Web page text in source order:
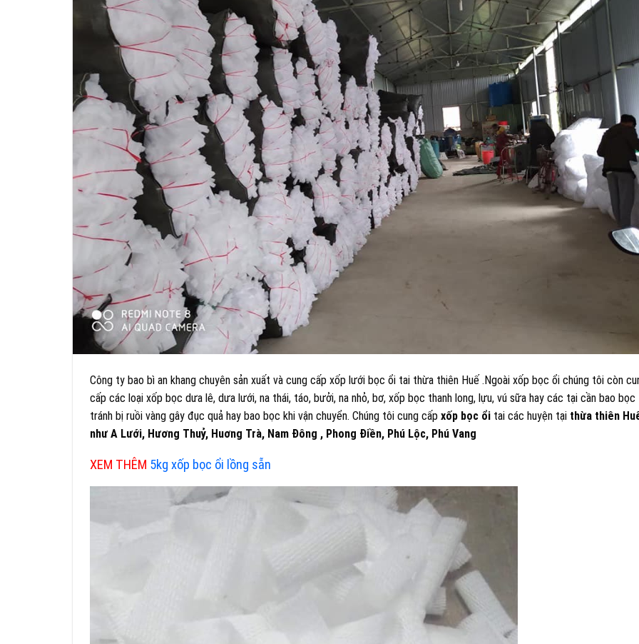
Công ty bao bì an khang chuyên sản xuất và cung cấp xốp lưới bọc ổi tai thừa thiên Huế .Ngoài xốp bọc ổi chúng tôi còn
cấp các loại xốp bọc dưa lê, dưa lưới, na thái, táo, bưởi, na nhỏ, bơ, xốp bọc thanh long, lựu, vú sữa hay các tại cần bao bọc
tránh bị ruồi vàng gây đục quả hay bao bọc khi vận chuyển. Chúng tôi cung cấp xốp bọc ổi tai các huyện tại thừa thiên
như A Lưới, Hương Thuỷ, Huơng Trà, Nam Đông , Phong Điền, Phú Lộc, Phú Vang
XEM THÊM 5kg xốp bọc ổi lồng sẵn